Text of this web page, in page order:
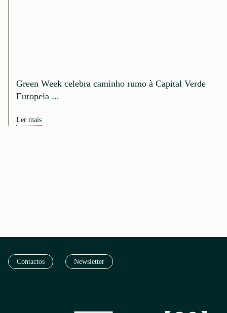
Green Week celebra caminho rumo à Capital Verde
Europeia ...
Ler mais
Contactos Newsletter